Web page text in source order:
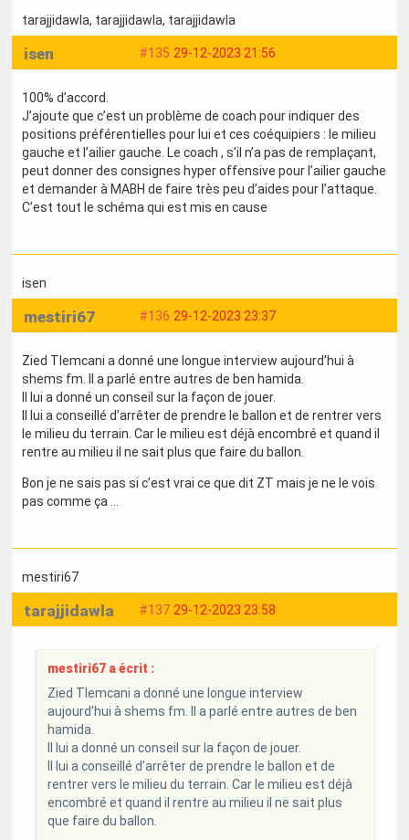
tarajjidawla, tarajjidawla, tarajjidawla
#135 29-12-2023 21:56
isen
100% d’accord.
J’ajoute que c’est un problème de coach pour indiquer des
positions préférentielles pour lui et ces coéquipiers : le milieu
gauche et l’ailier gauche. Le coach , s’il n’a pas de remplaçant,
peut donner des consignes hyper offensive pour l’ailier gauche
et demander à MABH de faire très peu d’aides pour l’attaque.
C’est tout le schéma qui est mis en cause
isen
#136 29-12-2023 23:37
mestiri67
Zied Tlemcani a donné une longue interview aujourd’hui à
shems fm. Il a parlé entre autres de ben hamida.
Il lui a donné un conseil sur la façon de jouer.
Il lui a conseillé d’arrêter de prendre le ballon et de rentrer vers
le milieu du terrain. Car le milieu est déjà encombré et quand il
rentre au milieu il ne sait plus que faire du ballon.
Bon je ne sais pas si c’est vrai ce que dit ZT mais je ne le vois
pas comme ça …
mestiri67
#137 29-12-2023 23:58
tarajjidawla
mestiri67 a écrit :
Zied Tlemcani a donné une longue interview
aujourd’hui à shems fm. Il a parlé entre autres de ben
hamida.
Il lui a donné un conseil sur la façon de jouer.
Il lui a conseillé d’arrêter de prendre le ballon et de
rentrer vers le milieu du terrain. Car le milieu est déjà
encombré et quand il rentre au milieu il ne sait plus
que faire du ballon.